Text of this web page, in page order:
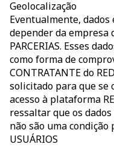
Geolocalização
Eventualmente, dados
depender da empresa
PARCERIAS. Esses
como forma de
CONTRATANTE do
solicitado para que se
acesso à plataforma
ressaltar que os
não são uma condição
USUÁRIOS